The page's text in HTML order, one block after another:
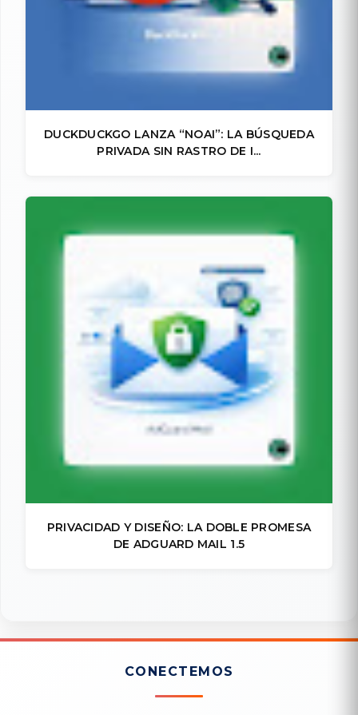
DUCKDUCKGO LANZA “NOAI”: LA BÚSQUEDA
PRIVADA SIN RASTRO DE I...
PRIVACIDAD Y DISEÑO: LA DOBLE PROMESA
DE ADGUARD MAIL 1.5
CONECTEMOS